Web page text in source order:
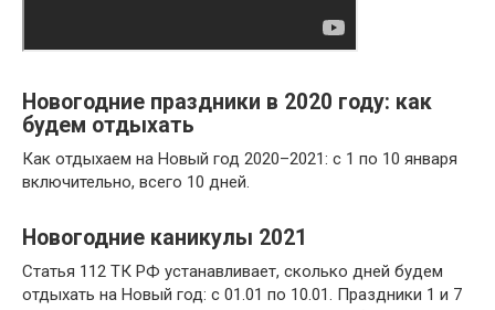
Новогодние праздники в 2020 году: как
будем отдыхать
Как отдыхаем на Новый год 2020–2021: с 1 по 10 января
включительно, всего 10 дней.
Новогодние каникулы 2021
Статья 112 ТК РФ устанавливает, сколько дней будем
отдыхать на Новый год: с 01.01 по 10.01. Праздники 1 и 7